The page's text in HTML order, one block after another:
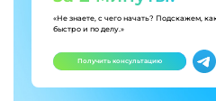
«Не знаете, с чего начать? Подскажем,
быстро и по делу.»
Получить консультацию